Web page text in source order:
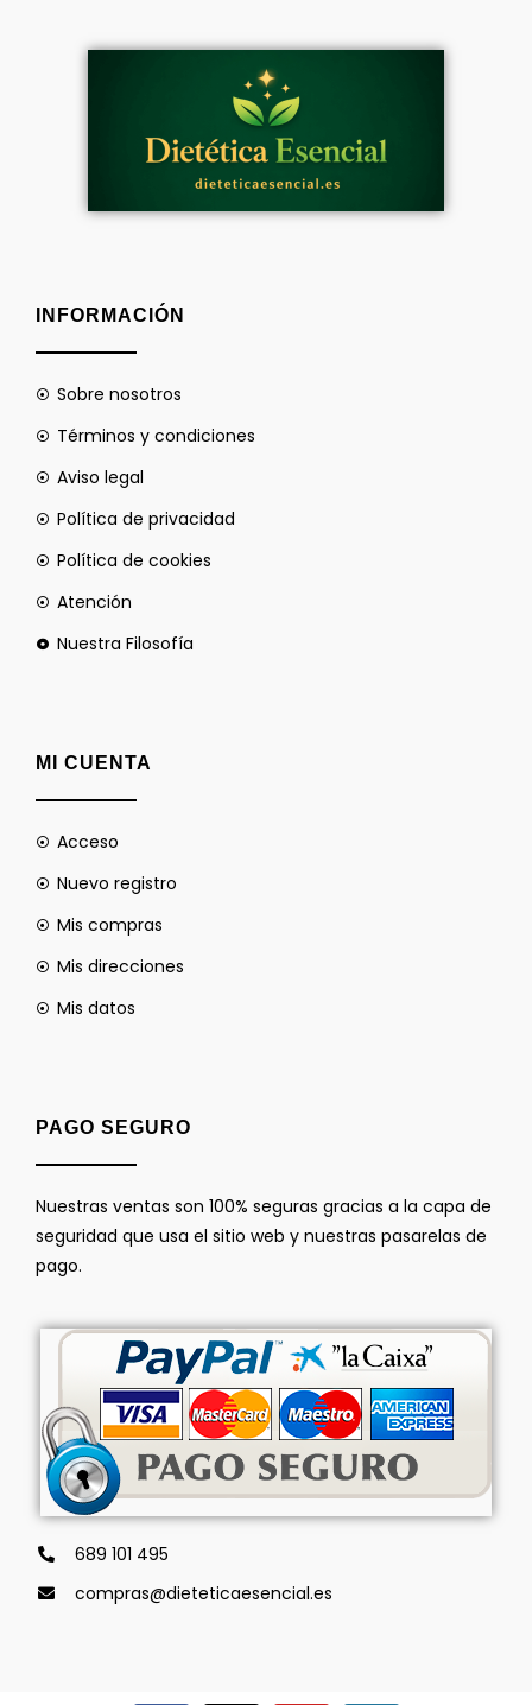
INFORMACIÓN
Sobre nosotros
Términos y condiciones
Aviso legal
Política de privacidad
Política de cookies
Atención
Nuestra Filosofía
MI CUENTA
Acceso
Nuevo registro
Mis compras
Mis direcciones
Mis datos
PAGO SEGURO
Nuestras ventas son 100% seguras gracias a la capa de
seguridad que usa el sitio web y nuestras pasarelas de
pago.
689 101 495
compras@dieteticaesencial.es